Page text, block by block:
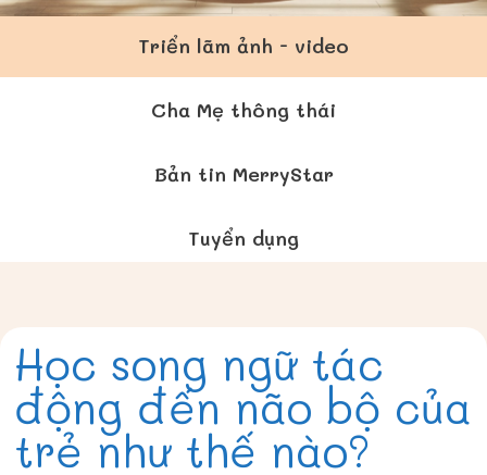
Triển lãm ảnh - video
Cha Mẹ thông thái
Bản tin MerryStar
Tuyển dụng
Học song ngữ tác
động đến não bộ của
trẻ như thế nào?